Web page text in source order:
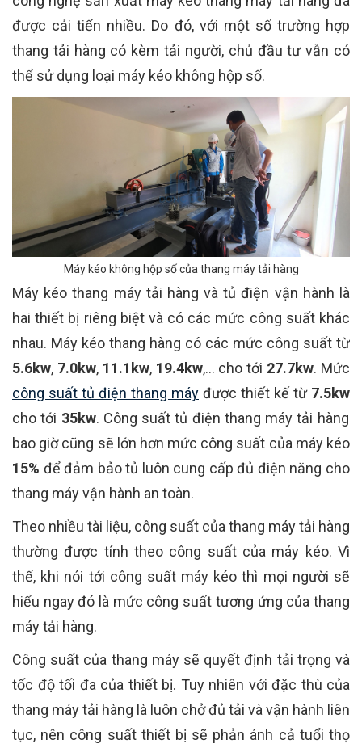
được cải tiến nhiều. Do đó, với một số trường hợp
thang tải hàng có kèm tải người, chủ đầu tư vẫn có
thể sử dụng loại máy kéo không hộp số.
Máy kéo không hộp số của thang máy tải hàng
Máy kéo thang máy tải hàng và tủ điện vận hành là
hai thiết bị riêng biệt và có các mức công suất khác
nhau. Máy kéo thang hàng có các mức công suất từ
5.6kw, 7.0kw, 11.1kw, 19.4kw,... cho tới 27.7kw. Mức
công suất tủ điện thang máy được thiết kế từ 7.5kw
cho tới 35kw. Công suất tủ điện thang máy tải hàng
bao giờ cũng sẽ lớn hơn mức công suất của máy kéo
15% để đảm bảo tủ luôn cung cấp đủ điện năng cho
thang máy vận hành an toàn.
Theo nhiều tài liệu, công suất của thang máy tải hàng
thường được tính theo công suất của máy kéo. Vì
thế, khi nói tới công suất máy kéo thì mọi người sẽ
hiểu ngay đó là mức công suất tương ứng của thang
máy tải hàng.
Công suất của thang máy sẽ quyết định tải trọng và
tốc độ tối đa của thiết bị. Tuy nhiên với đặc thù của
thang máy tải hàng là luôn chở đủ tải và vận hành liên
tục, nên công suất thiết bị sẽ phản ánh cả tuổi thọ